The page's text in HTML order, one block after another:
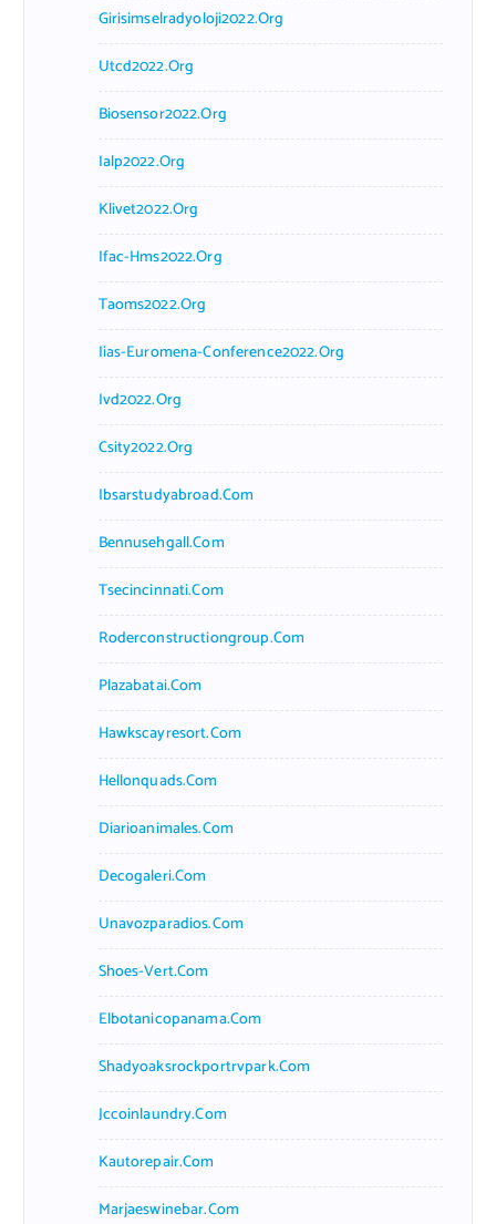
Girisimselradyoloji2022.org
Utcd2022.org
Biosensor2022.org
Ialp2022.org
Klivet2022.org
Ifac-Hms2022.org
Taoms2022.org
Iias-Euromena-Conference2022.org
Ivd2022.org
Csity2022.org
Ibsarstudyabroad.com
Bennusehgall.com
Tsecincinnati.com
Roderconstructiongroup.com
Plazabatai.com
Hawkscayresort.com
Hellonquads.com
Diarioanimales.com
Decogaleri.com
Unavozparadios.com
Shoes-Vert.com
Elbotanicopanama.com
Shadyoaksrockportrvpark.com
Jccoinlaundry.com
Kautorepair.com
Marjaeswinebar.com